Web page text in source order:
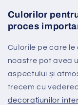
Culorilor
proces
Culorile pe care
noastre pot avea
aspectului și
trecem cu
decorațiunilor